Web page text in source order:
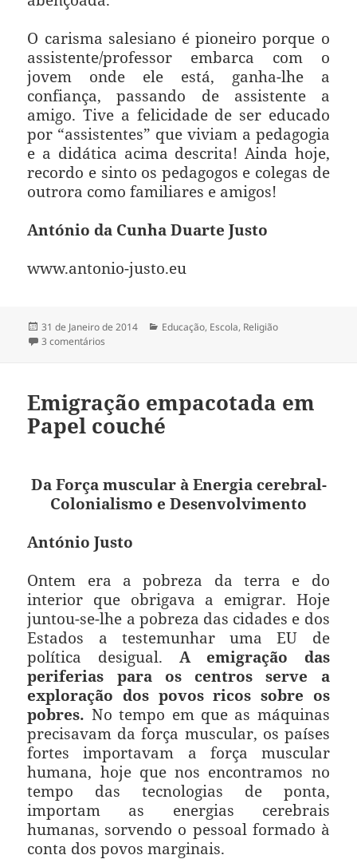
O carisma salesiano é pioneiro porque o
assistente/professor embarca com o
jovem onde ele está, ganha-lhe a
confiança, passando de assistente a
amigo. Tive a felicidade de ser educado
por “assistentes” que viviam a pedagogia
e a didática acima descrita! Ainda hoje,
recordo e sinto os pedagogos e colegas de
outrora como familiares e amigos!
António da Cunha Duarte Justo
www.antonio-justo.eu
Publicado
a
31 de Janeiro de 2014 Categorias
Educação, Escola, Religião
3 comentários
Emigração empacotada em
Papel couché
Da Força muscular à Energia cerebral-
Colonialismo e Desenvolvimento
António Justo
Ontem era a pobreza da terra e do
interior que obrigava a emigrar. Hoje
juntou-se-lhe a pobreza das cidades e dos
Estados a testemunhar uma EU de
política desigual. A emigração das
periferias para os centros serve a
exploração dos povos ricos sobre os
pobres. No tempo em que as máquinas
precisavam da força muscular, os países
fortes importavam a força muscular
humana, hoje que nos encontramos no
tempo das tecnologias de ponta,
importam as energias cerebrais
humanas, sorvendo o pessoal formado à
conta dos povos marginais.